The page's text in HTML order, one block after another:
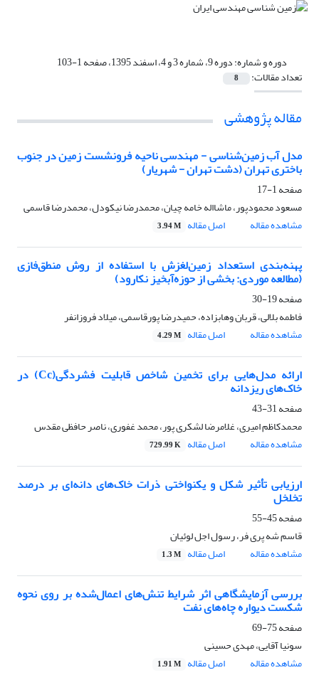
دوره و شماره:دوره 9، شماره 3 و 4، اسفند 1395، صفحه 1-103
تعداد مقالات: 8
مقاله پژوهشی
مدل آب زمین‌شناسی - مهندسی ناحیه فرونشست زمین در جنوب
باختری تهران (دشت تهران - شهریار)
صفحه1-17
مسعود محمودپور، ماشااله خامه چیان، محمدرضا نیکودل، محمدرضا قاسمی
مشاهده مقاله
اصل مقاله 3.94 M
پهنه‌بندی استعداد زمین‌لغزش با استفاده از روش منطق‌فازی
(مطالعه موردی: بخشی از حوزه‌آبخیز نکارود)
صفحه19-30
فاطمه بلالی، قربان وهابزاده، حمیدرضا پورقاسمی، میلاد فروزانفر
مشاهده مقاله
اصل مقاله 4.29 M
ارائه مدل‌هایی برای تخمین شاخص قابلیت فشردگی(Cc) در
خاک‌های ریزدانه
صفحه31-43
محمدکاظم امیری، غلامرضا لشکری پور، محمد غفوری، ناصر حافظی مقدس
مشاهده مقاله
اصل مقاله 729.99 K
ارزیابی تأثیر شکل و یکنواختی ذرات خاک‌های دانه‌ای بر درصد
تخلخل
صفحه45-55
قاسم شه­ پری­ فر، رسول اجل لوئیان
مشاهده مقاله
اصل مقاله 1.3 M
بررسی آزمایشگاهی اثر شرایط تنش‌های اعمال‌شده بر روی نحوه
شکست دیواره چاه‌های نفت
صفحه75-69
سونیا آقایی، مهدی حسینی
مشاهده مقاله
اصل مقاله 1.91 M